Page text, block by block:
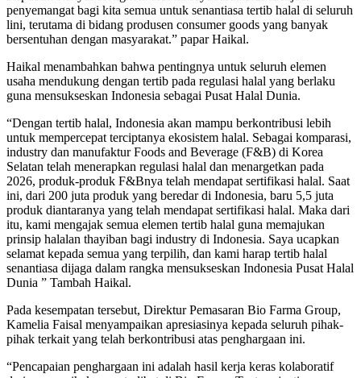
penyemangat bagi kita semua untuk senantiasa tertib halal di seluruh
lini, terutama di bidang produsen consumer goods yang banyak
bersentuhan dengan masyarakat.” papar Haikal.
Haikal menambahkan bahwa pentingnya untuk seluruh elemen
usaha mendukung dengan tertib pada regulasi halal yang berlaku
guna mensukseskan Indonesia sebagai Pusat Halal Dunia.
“Dengan tertib halal, Indonesia akan mampu berkontribusi lebih
untuk mempercepat terciptanya ekosistem halal. Sebagai komparasi,
industry dan manufaktur Foods and Beverage (F&B) di Korea
Selatan telah menerapkan regulasi halal dan menargetkan pada
2026, produk-produk F&Bnya telah mendapat sertifikasi halal. Saat
ini, dari 200 juta produk yang beredar di Indonesia, baru 5,5 juta
produk diantaranya yang telah mendapat sertifikasi halal. Maka dari
itu, kami mengajak semua elemen tertib halal guna memajukan
prinsip halalan thayiban bagi industry di Indonesia. Saya ucapkan
selamat kepada semua yang terpilih, dan kami harap tertib halal
senantiasa dijaga dalam rangka mensukseskan Indonesia Pusat Halal
Dunia ” Tambah Haikal.
Pada kesempatan tersebut, Direktur Pemasaran Bio Farma Group,
Kamelia Faisal menyampaikan apresiasinya kepada seluruh pihak-
pihak terkait yang telah berkontribusi atas penghargaan ini.
“Pencapaian penghargaan ini adalah hasil kerja keras kolaboratif